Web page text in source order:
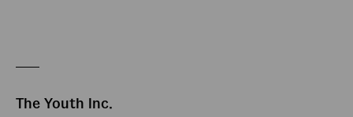
The Youth Inc.